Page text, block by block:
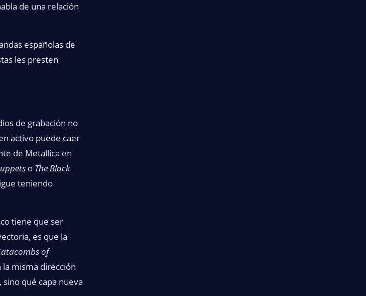
de una relación
españolas de
les presten
de grabación no
activo puede caer
de Metallica en
o The Black
teniendo
tiene que ser
es que la
of
la misma dirección
qué capa nueva